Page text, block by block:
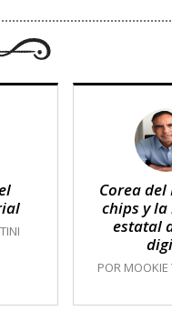
Corea
chips y
estatal
POR